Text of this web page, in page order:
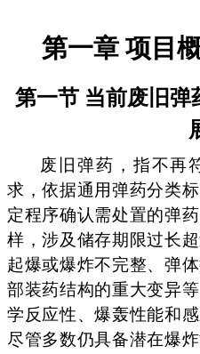
第一章 项目
第一节 当前废旧弹
废旧弹药，指不再
求，依据通用弹药分类
定程序确认需处置的弹
样，涉及储存期限过长
起爆或爆炸不完整、弹
部装药结构的重大变异
学反应性、爆轰性能和
尽管多数仍具备潜在爆